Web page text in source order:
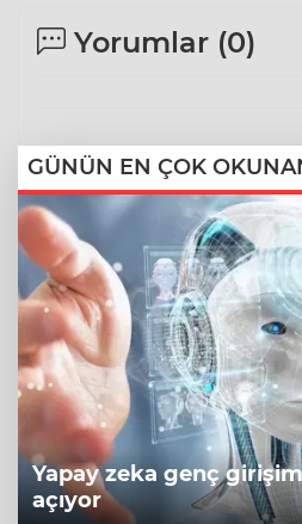
Yorumlar (0)
GÜNÜN EN ÇOK
Yapay zeka genç
açıyor